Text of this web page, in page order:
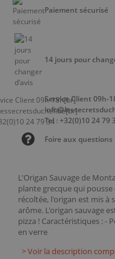
L'Origan Sauvage de
plante grecque qui
récoltée, l'origan est mis à
arôme. L'origan sauvage
pizza ! Caractéristiques : -
en verre
> Voir la description
Paiement sécurisé
14 jours pour
Service Client 09h-
Tel : +32(0)10 24 79
Foire aux questions